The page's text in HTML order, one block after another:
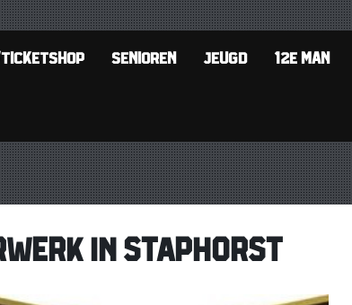
SENIOREN JEUGD 12E MAN
IN STAPHORST